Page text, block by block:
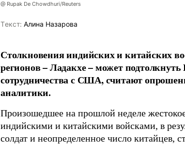
@ Rupak De Chowdhuri/Reuters
Tекст: Алина Назарова
Столкновения индийских и китайских
регионов – Ладакхе – может
сотрудничества с США, считают
аналитики.
Произошедшее на прошлой неделе
индийскими и китайскими войсками, в
солдат и неопределенное число